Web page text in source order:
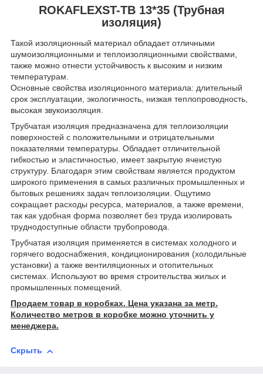
ROKAFLEXST-TB 13*35 (Трубная
изоляция)
Такой изоляционный материал обладает отличными
шумоизоляционными и теплоизоляционными свойствами,
также можно отнести устойчивость к высоким и низким
температурам.
Основные свойства изоляционного материала: длительный
срок эксплуатации, экологичность, низкая теплопроводность,
высокая звукоизоляция.
Трубчатая изоляция предназначена для теплоизоляции
поверхностей с положительными и отрицательными
показателями температуры. Обладает отличительной
гибкостью и эластичностью, имеет закрытую ячеистую
структуру. Благодаря этим свойствам является продуктом
широкого применения в самых различных промышленных и
бытовых решениях задач теплоизоляции. Ощутимо
сокращает расходы ресурса, материалов, а также времени,
так как удобная форма позволяет без труда изолировать
труднодоступные области трубопровода.
Трубчатая изоляция применяется в системах холодного и
горячего водоснабжения, кондиционирования (холодильные
установки) а также вентиляционных и отопительных
системах. Используют во время строительства жилых и
промышленных помещений.
Продаем товар в коробках. Цена указана за метр.
Количество метров в коробке можно уточнить у
менеджера.
Скрыть